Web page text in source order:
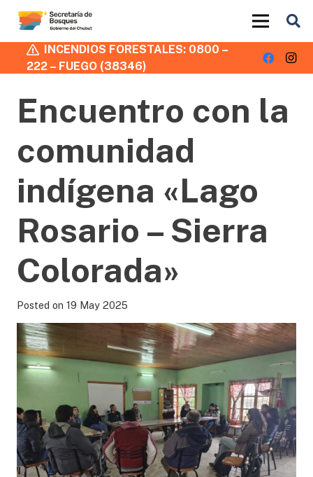
INCENDIOS FORESTALES: 0800 –
222 – FUEGO (38346)
Encuentro con la
comunidad
indígena «Lago
Rosario – Sierra
Colorada»
Posted on 19 May 2025